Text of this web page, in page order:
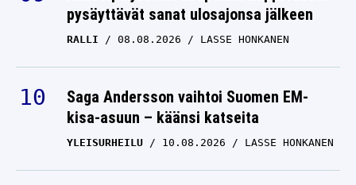
RALLI 08.08.2026 LASSE HONKANEN
Saga Andersson vaihtoi Suomen EM-
kisa-asuun – käänsi katseita
YLEISURHEILU 10.08.2026 LASSE HONKANEN